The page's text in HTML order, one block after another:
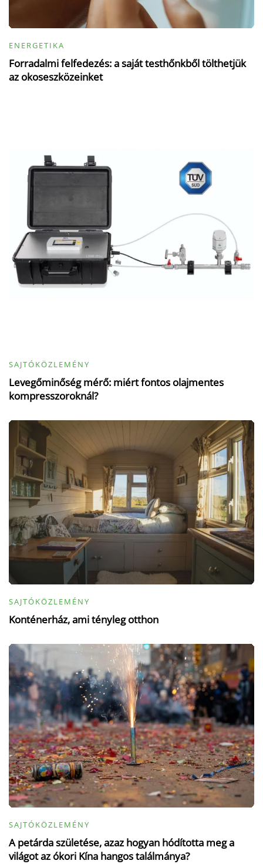
ENERGETIKA
Forradalmi felfedezés: a saját testhőnkből tölthetjük
az okoseszközeinket
SAJTÓKÖZLEMÉNY
Levegőminőség mérő: miért fontos olajmentes
kompresszoroknál?
SAJTÓKÖZLEMÉNY
Konténerház, ami tényleg otthon
SAJTÓKÖZLEMÉNY
A petárda születése, azaz hogyan hódította meg a
világot az ókori Kína hangos találmánya?